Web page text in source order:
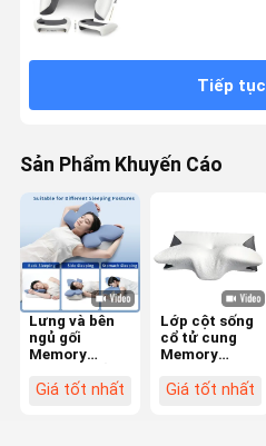
Tiếp tục
Sản Phẩm Khuyến Cáo
Lưng và bên
ngủ gối
Memory
polyester phù
Giá tốt nhất
Lớp cột sống
cổ tử cung
Memory
Contour
Giá tốt nhất